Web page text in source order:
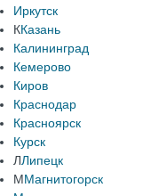
Иркутск
ККазань
Калининград
Кемерово
Киров
Краснодар
Красноярск
Курск
ЛЛипецк
ММагнитогорск